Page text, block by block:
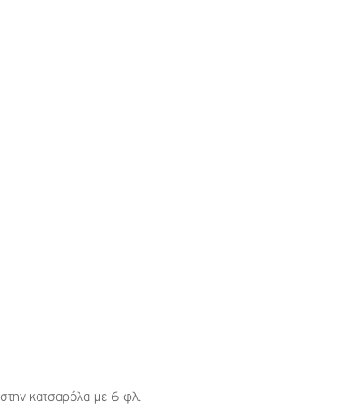
στην κατσαρόλα με 6 φλ.